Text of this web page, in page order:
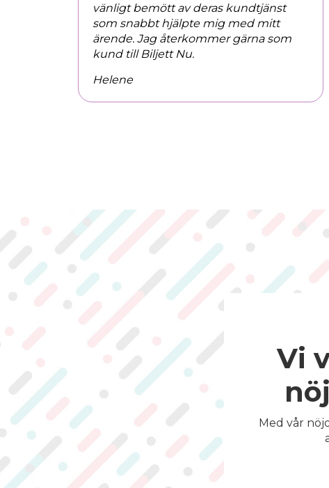
vänligt bemött av deras kundtjänst
som snabbt hjälpte mig med mitt
ärende. Jag återkommer gärna som
kund till Biljett Nu.
Helene
Vi
Med vår